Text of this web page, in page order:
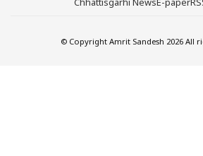
© Copyright Amrit Sandesh 2026 All